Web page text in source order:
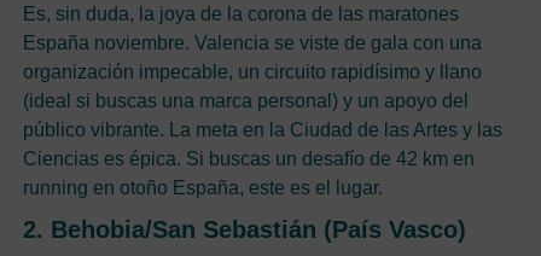
Es, sin duda, la joya de la corona de las maratones
España noviembre. Valencia se viste de gala con una
organización impecable, un circuito rapidísimo y llano
(ideal si buscas una marca personal) y un apoyo del
público vibrante. La meta en la Ciudad de las Artes y las
Ciencias es épica. Si buscas un desafío de 42 km en
running en otoño España, este es el lugar.
2. Behobia/San Sebastián (País Vasco)